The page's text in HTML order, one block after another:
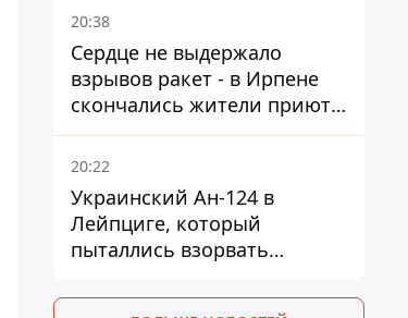
20:38
Сердце не выдержало
взрывов ракет - в Ирпене
скончались жители приюта
для собак с инвалидностью
20:22
Украинский Ан-124 в
Лейпциге, который
пыталлись взорвать
боеприпасами